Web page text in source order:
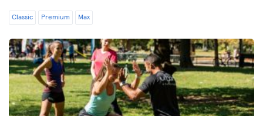
Classic Premium Max